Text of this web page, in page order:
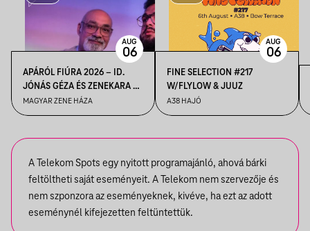
APÁRÓL FIÚRA 2026 – ID.
JÓNÁS GÉZA ÉS ZENEKARA &
IFJ. JÓNÁS GÉZA ÉS
ZENEKARA, VENDÉG: ROBY
MAGYAR ZENE HÁZA
AUG
06
FINE SELECTION #217
W/FLYLOW & JUUZ
A38 HAJÓ
AUG
06
A Telekom Spots egy nyitott programajánló, ahová bárki
feltöltheti saját eseményeit. A Telekom nem szervezője és
nem szponzora az eseményeknek, kivéve, ha ezt az adott
eseménynél kifejezetten feltüntettük.